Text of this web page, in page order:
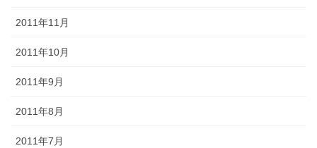
2011年11月
2011年10月
2011年9月
2011年8月
2011年7月